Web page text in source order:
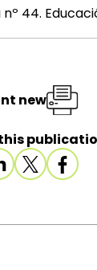
nº 44.
new